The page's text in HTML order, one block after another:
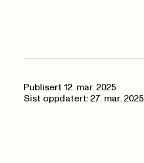
Publisert 12. mar. 2025
Sist oppdatert: 27. mar. 2025